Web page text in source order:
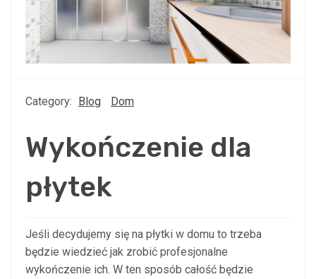
Category: Blog Dom
Wykończenie dla
płytek
Jeśli decydujemy się na płytki w domu to trzeba
będzie wiedzieć jak zrobić profesjonalne
wykończenie ich. W ten sposób całość będzie